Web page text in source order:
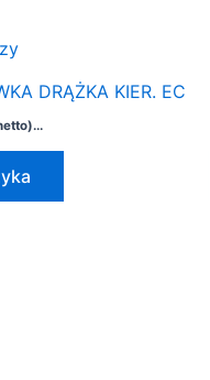
DRĄŻKA KIER. EC